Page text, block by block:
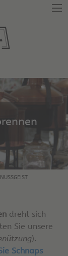
dreht sich
Sie unsere
).
Schnaps